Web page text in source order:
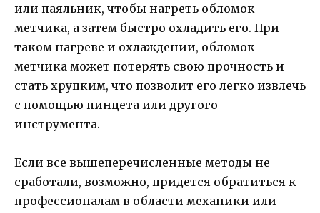
или паяльник, чтобы нагреть обломок
метчика, а затем быстро охладить его. При
таком нагреве и охлаждении, обломок
метчика может потерять свою прочность и
стать хрупким, что позволит его легко извлечь
с помощью пинцета или другого
инструмента.
Если все вышеперечисленные методы не
сработали, возможно, придется обратиться к
профессионалам в области механики или